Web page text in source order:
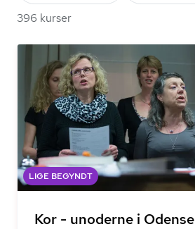
396 kurser
LIGE BEGYNDT
Kor - unoderne i Odense